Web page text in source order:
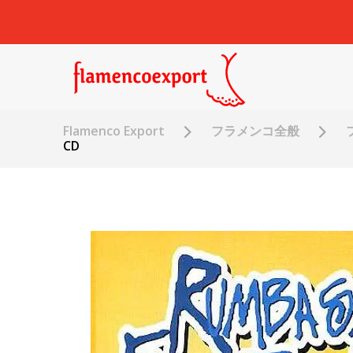
Flamenco Export フラメンコ全般
CD